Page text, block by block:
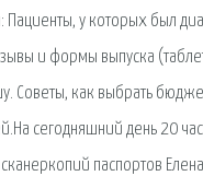
Пациенты, у которых был
и формы выпуска
Советы, как выбрать
сегодняшний день 20
паспортов Елена